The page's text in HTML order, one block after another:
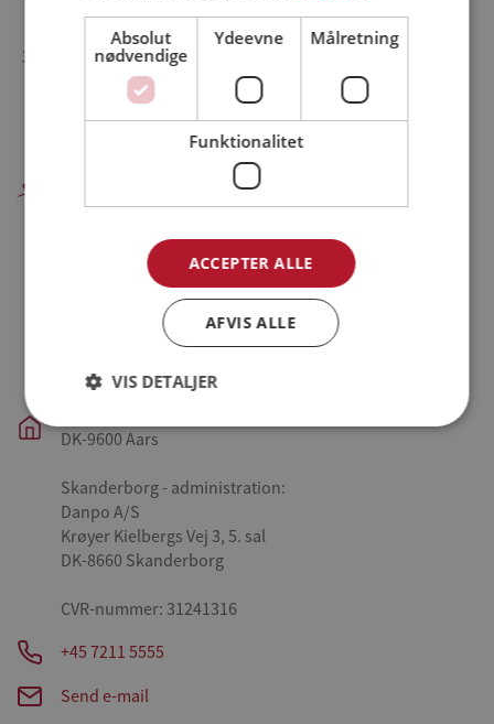
37 - 45 af 55 opskrifter
Farre - hovedkontor, administration og produktion:
Tykhøjetvej 44, Farre
Danpo A/S
DK-9600 Aars
Skanderborg - administration:
Danpo A/S
Krøyer Kielbergs Vej 3, 5. sal
DK-8660 Skanderborg
CVR-nummer: 31241316
+45 7211 5555
Send e-mail
Absolut
nødvendige
Ydeevne Målretning
Funktionalitet
ACCEPTER ALLE
AFVIS ALLE
VIS DETALJER